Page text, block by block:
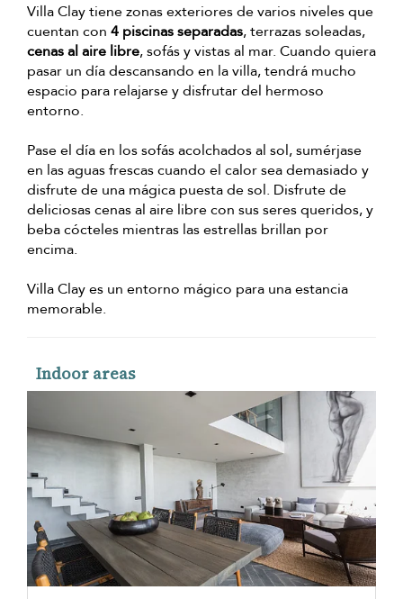
Villa Clay tiene zonas exteriores de varios niveles que
cuentan con 4 piscinas separadas, terrazas soleadas,
cenas al aire libre, sofás y vistas al mar. Cuando quiera
pasar un día descansando en la villa, tendrá mucho
espacio para relajarse y disfrutar del hermoso
entorno.
Pase el día en los sofás acolchados al sol, sumérjase
en las aguas frescas cuando el calor sea demasiado y
disfrute de una mágica puesta de sol. Disfrute de
deliciosas cenas al aire libre con sus seres queridos, y
beba cócteles mientras las estrellas brillan por
encima.
Villa Clay es un entorno mágico para una estancia
memorable.
Indoor areas